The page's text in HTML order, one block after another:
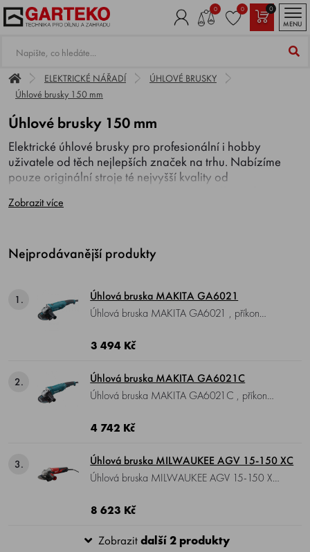
0 0
0
MENU
ELEKTRICKÉ NÁŘADÍ
ÚHLOVÉ BRUSKY
Úhlové brusky 150 mm
Úhlové brusky 150 mm
Elektrické úhlové brusky pro profesionální i hobby
uživatele od těch nejlepších značek na trhu. Nabízíme
pouze originální stroje té nejvyšší kvality od
Zobrazit více
Nejprodávanější produkty
1.
Úhlová bruska MAKITA GA6021
Úhlová bruska MAKITA GA6021 , příkon
kotouče 150 mm, hmotnost 2,8 kg.
3 494 Kč
2.
Úhlová bruska MAKITA GA6021C
Úhlová bruska MAKITA GA6021C , příkon
kotouče 150 mm, hmotnost 3,0 kg.
4 742 Kč
3.
Úhlová bruska MILWAUKEE AGV 15-150 XC
Úhlová bruska MILWAUKEE AGV 15-150 XC
9000/min, Ø kotouče 150 mm, hřídel M14,
8 623 Kč
Zobrazitdalší 2 produkty